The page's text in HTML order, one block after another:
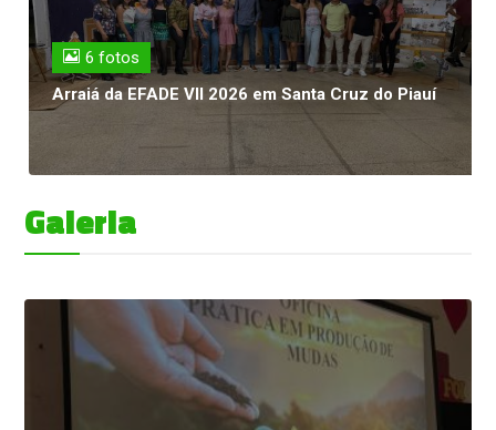
6 fotos
Arraiá da EFADE VII 2026 em Santa Cruz do Piauí
Galeria